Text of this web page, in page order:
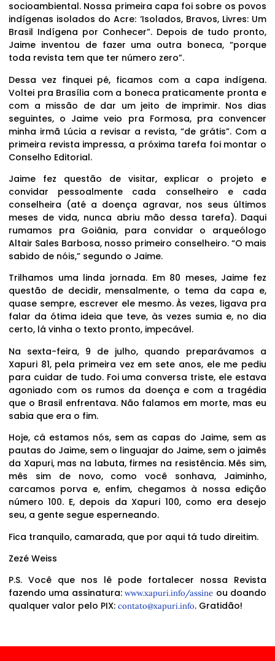
socioambiental. Nossa primeira capa foi sobre os povos
indígenas isolados do Acre: ‘Isolados, Bravos, Livres: Um
Brasil Indígena por Conhecer”. Depois de tudo pronto,
Jaime inventou de fazer uma outra boneca, “porque
toda revista tem que ter número zero”.
Dessa vez finquei pé, ficamos com a capa indígena.
Voltei pra Brasília com a boneca praticamente pronta e
com a missão de dar um jeito de imprimir. Nos dias
seguintes, o Jaime veio pra Formosa, pra convencer
minha irmã Lúcia a revisar a revista, “de grátis”. Com a
primeira revista impressa, a próxima tarefa foi montar o
Conselho Editorial.
Jaime fez questão de visitar, explicar o projeto e
convidar pessoalmente cada conselheiro e cada
conselheira (até a doença agravar, nos seus últimos
meses de vida, nunca abriu mão dessa tarefa). Daqui
rumamos pra Goiânia, para convidar o arqueólogo
Altair Sales Barbosa, nosso primeiro conselheiro. “O mais
sabido de nóis,” segundo o Jaime.
Trilhamos uma linda jornada. Em 80 meses, Jaime fez
questão de decidir, mensalmente, o tema da capa e,
quase sempre, escrever ele mesmo. Às vezes, ligava pra
falar da ótima ideia que teve, às vezes sumia e, no dia
certo, lá vinha o texto pronto, impecável.
Na sexta-feira, 9 de julho, quando preparávamos a
Xapuri 81, pela primeira vez em sete anos, ele me pediu
para cuidar de tudo. Foi uma conversa triste, ele estava
agoniado com os rumos da doença e com a tragédia
que o Brasil enfrentava. Não falamos em morte, mas eu
sabia que era o fim.
Hoje, cá estamos nós, sem as capas do Jaime, sem as
pautas do Jaime, sem o linguajar do Jaime, sem o jaimês
da Xapuri, mas na labuta, firmes na resistência. Mês sim,
mês sim de novo, como você sonhava, Jaiminho,
carcamos porva e, enfim, chegamos à nossa edição
número 100. E, depois da Xapuri 100, como era desejo
seu, a gente segue esperneando.
Fica tranquilo, camarada, que por aqui tá tudo direitim.
Zezé Weiss
P.S. Você que nos lê pode fortalecer nossa Revista
fazendo uma assinatura:www.xapuri.info/assine ou doando
qualquer valor pelo PIX: contato@xapuri.info. Gratidão!